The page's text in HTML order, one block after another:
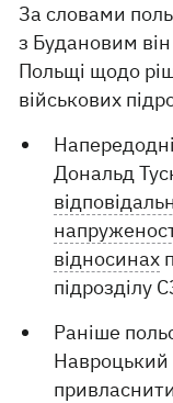
За словами
з Будановим
Польщі щодо
військових
Дональд
відносинах
підрозділу
Раніше
Навроцький